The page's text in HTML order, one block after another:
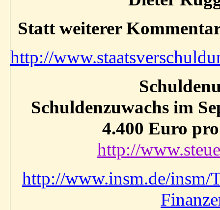
Statt weiterer
http://
Schuldenzuwachs im
4.400 Euro
http://
http://www.insm.de/insm/